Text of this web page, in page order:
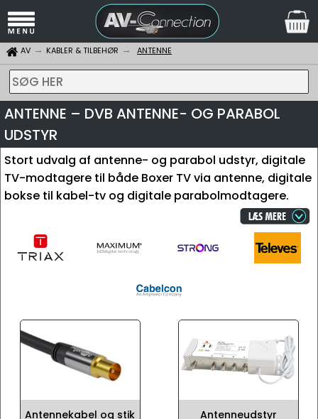
AV KABLER & TILBEHØR ANTENNE
SØG HER
ANTENNE – DVB ANTENNE- OG PARABOL
UDSTYR
Stort udvalg af antenne- og parabol udstyr, digitale
TV-modtagere til både Boxer TV via antenne, digitale
bokse til kabel-tv og digitale parabolmodtagere.
Antennekabel og stik Antenneudstyr